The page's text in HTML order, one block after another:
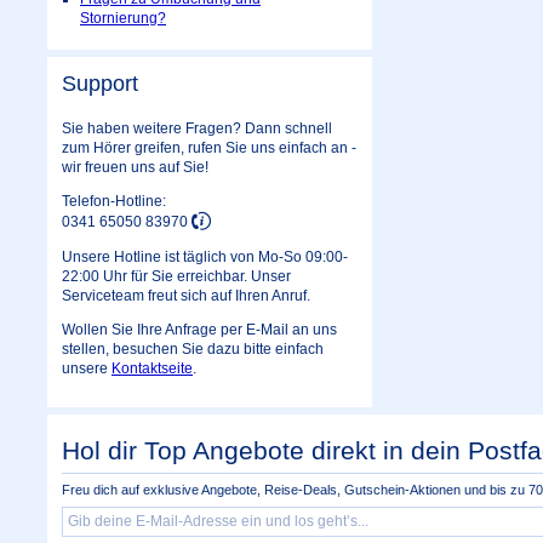
Stornierung?
Support
Sie haben weitere Fragen? Dann schnell
zum Hörer greifen, rufen Sie uns einfach an -
wir freuen uns auf Sie!
Telefon-Hotline:
0341 65050 83970
Unsere Hotline ist täglich von Mo-So 09:00-
22:00 Uhr für Sie erreichbar. Unser
Serviceteam freut sich auf Ihren Anruf.
Wollen Sie Ihre Anfrage per E-Mail an uns
stellen, besuchen Sie dazu bitte einfach
unsere Kontaktseite
Hol dir Top Angebote direkt in dein
Freu dich auf exklusive Angebote, Reise-Deals, Gutschein-Aktionen und bis zu